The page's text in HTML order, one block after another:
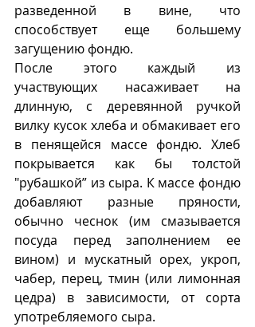
разведенной в вине, что
способствует еще большему
загущению фондю.
После этого каждый из
участвующих насаживает на
длинную, с деревянной ручкой
вилку кусок хлеба и обмакивает его
в пенящейся массе фондю. Хлеб
покрывается как бы толстой
"рубашкой” из сыра. К массе фондю
добавляют разные пряности,
обычно чеснок (им смазывается
посуда перед заполнением ее
вином) и мускатный орех, укроп,
чабер, перец, тмин (или лимонная
цедра) в зависимости, от сорта
употребляемого сыра.